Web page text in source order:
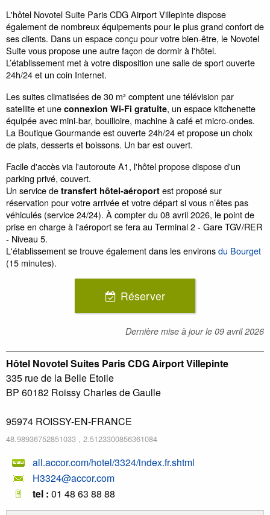
L'hôtel Novotel Suite Paris CDG Airport Villepinte dispose
également de nombreux équipements pour le plus grand confort de
ses clients. Dans un espace conçu pour votre bien-être, le Novotel
Suite vous propose une autre façon de dormir à l'hôtel.
L’établissement met à votre disposition une salle de sport ouverte
24h/24 et un coin Internet.
Les suites climatisées de 30 m² comptent une télévision par
satellite et une connexion Wi-Fi gratuite, un espace kitchenette
équipée avec mini-bar, bouilloire, machine à café et micro-ondes.
La Boutique Gourmande est ouverte 24h/24 et propose un choix
de plats, desserts et boissons. Un bar est ouvert.
Facile d'accès via l'autoroute A1, l'hôtel propose dispose d'un
parking privé, couvert.
Un service de transfert hôtel-aéroport est proposé sur
réservation pour votre arrivée et votre départ si vous n’êtes pas
véhiculés (service 24/24). À compter du 08 avril 2026, le point de
prise en charge à l'aéroport se fera au Terminal 2 - Gare TGV/RER
- Niveau 5.
L'établissement se trouve également dans les environsdu Bourget
(15 minutes).
Réserver
Dernière mise à jour le 09 avril 2026
Hôtel Novotel Suites Paris CDG Airport Villepinte
335 rue de la Belle Etoile
BP 60182 Roissy Charles de Gaulle
95974 ROISSY-EN-FRANCE
48.98936752851033 , 2.5123300856361084
all.accor.com/hotel/3324/index.fr.shtml
H3324@accor.com
tel : 01 48 63 88 88